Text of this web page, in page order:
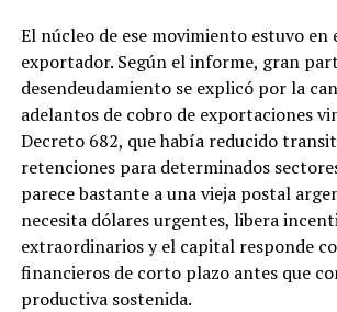
El núcleo de ese movimiento estuvo en
exportador. Según el informe, gran
desendeudamiento se explicó por la
adelantos de cobro de exportaciones
Decreto 682, que había reducido
retenciones para determinados
parece bastante a una vieja postal
necesita dólares urgentes, libera
extraordinarios y el capital responde
financieros de corto plazo antes que
productiva sostenida.